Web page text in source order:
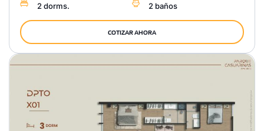
2 dorms. 2 baños
COTIZAR AHORA